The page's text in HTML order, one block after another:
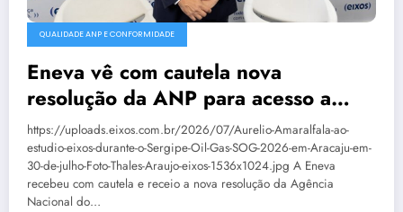
QUALIDADE ANP E CONFORMIDADE
Eneva vê com cautela nova
resolução da ANP para acesso a
terminais de GNL
https://uploads.eixos.com.br/2026/07/Aurelio-Amaralfala-ao-
estudio-eixos-durante-o-Sergipe-Oil-Gas-SOG-2026-em-Aracaju-em-
30-de-julho-Foto-Thales-Araujo-eixos-1536x1024.jpg A Eneva
recebeu com cautela e receio a nova resolução da Agência
Nacional do…